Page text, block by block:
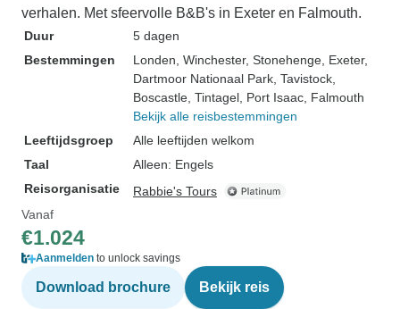
verhalen. Met sfeervolle B&B's in Exeter en Falmouth.
Duur
5 dagen
Bestemmingen
Londen , Winchester, Stonehenge , Exeter,
Dartmoor Nationaal Park , Tavistock
Boscastle , Tintagel , Port Isaac , Falmouth
Bekijk alle reisbestemmingen
Leeftijdsgroep
Alle leeftijden welkom
Taal
Alleen: Engels
Reisorganisatie
Rabbie's Tours
Vanaf
€1.024
Aanmelden to unlock savings
Download brochure Bekijk reis